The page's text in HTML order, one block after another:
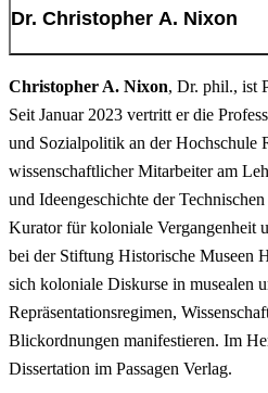
werden, die die museale
aneignungsoffen gestalten?
Das
Gruppe Praxis spricht über seine
und die Umsetzung der Elemente,
18:30
mit Henk Müller, Dr.
Schlüter, Dr. Tazalika M. te Reh,
schubert-stegemann rütteln dabei an
Geschlechterbildern, die
zugänglich für wen erscheinen. Im
SPACES, SHIFTING THE
Arbeit des Kollektivs anhand von
Projekten vor.
14:30–16:30
Methoden der
kritische Kartographie
Workshop, Niels Kapeller und
Geographien globaler
Dr. Christopher A. Nixon
Christopher A. Nixon, Dr. phil., ist
Seit Januar 2023 vertritt er die
und Sozialpolitik an der Hochschule
wissenschaftlicher Mitarbeiter am
und Ideengeschichte der
Kurator für koloniale Vergangenheit
bei der Stiftung Historische Museen
sich koloniale Diskurse in musealen
Repräsentationsregimen,
Blickordnungen manifestieren. Im
Dissertation im Passagen Verlag.